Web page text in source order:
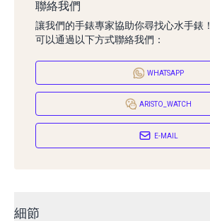
聯絡我們
讓我們的手錶專家協助你尋找心水手錶！
可以通過以下方式聯絡我們：
WHATSAPP
ARISTO_WATCH
E-MAIL
細節